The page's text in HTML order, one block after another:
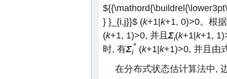
} }_{i,j}}$ (k+1|k+1, 0)>0。根
(k+1, 1)>0, 并且Σi(k+1|k+1,
时, 有Σi
* (k+1|k+1)>0, 并且由
在分布式状态估计算法中,